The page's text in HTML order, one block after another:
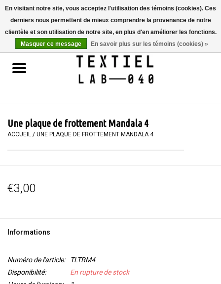
Accueil
LIVRES
PEINTURE
WORKSHOPS
Blog
Une plaque de frottement Mandala 4
ACCUEIL / UNE PLAQUE DE FROTTEMENT MANDALA 4
€3,00
Informations
Numéro de l'article:
TLTRM4
Disponibilité:
En rupture de stock
En visitant notre site, vous acceptez l'utilisation des témoins (cookies). Ces
derniers nous permettent de mieux comprendre la provenance de notre
clientèle et son utilisation de notre site, en plus d'en améliorer les fonctions.
Masquer ce message
En savoir plus sur les témoins (cookies) »